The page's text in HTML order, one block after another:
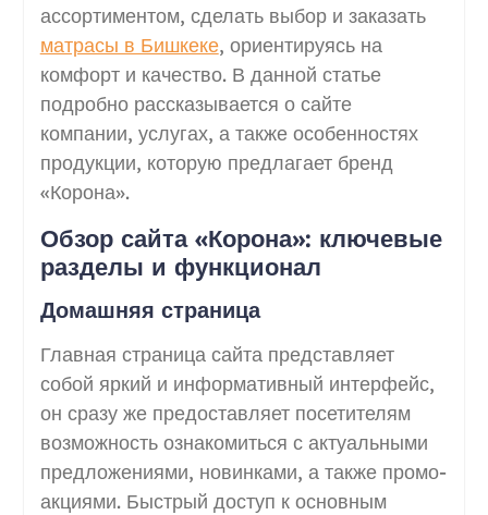
ассортиментом, сделать выбор и заказать
матрасы в Бишкеке, ориентируясь на
комфорт и качество. В данной статье
подробно рассказывается о сайте
компании, услугах, а также особенностях
продукции, которую предлагает бренд
«Корона».
Обзор сайта «Корона»: ключевые
разделы и функционал
Домашняя страница
Главная страница сайта представляет
собой яркий и информативный интерфейс,
он сразу же предоставляет посетителям
возможность ознакомиться с актуальными
предложениями, новинками, а также промо-
акциями. Быстрый доступ к основным